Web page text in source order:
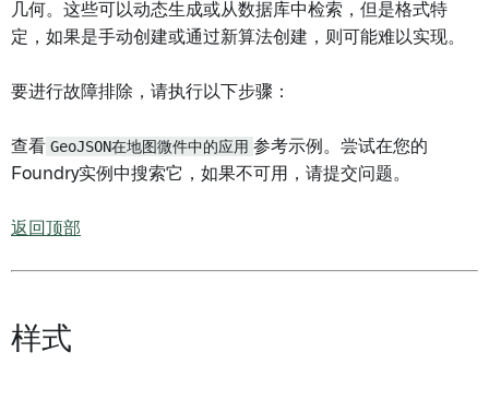
几何。这些可以动态生成或从数据库中检索，但是格式特
定，如果是手动创建或通过新算法创建，则可能难以实现。
要进行故障排除，请执行以下步骤：
查看 GeoJSON在地图微件中的应用 参考示例。尝试在您的
Foundry实例中搜索它，如果不可用，请提交问题。
返回顶部
样式